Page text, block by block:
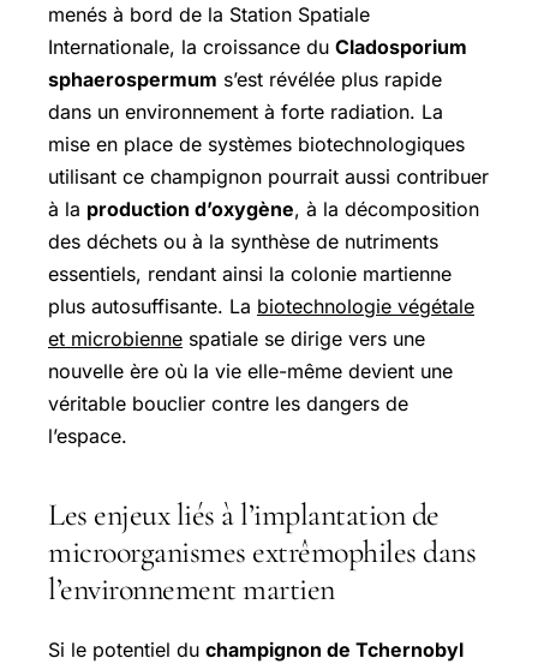
menés à bord de la Station Spatiale
Internationale, la croissance du Cladosporium
sphaerospermum s’est révélée plus rapide
dans un environnement à forte radiation. La
mise en place de systèmes biotechnologiques
utilisant ce champignon pourrait aussi contribuer
à la production d’oxygène, à la décomposition
des déchets ou à la synthèse de nutriments
essentiels, rendant ainsi la colonie martienne
plus autosuffisante. La biotechnologie végétale
et microbienne spatiale se dirige vers une
nouvelle ère où la vie elle-même devient une
véritable bouclier contre les dangers de
l’espace.
Les enjeux liés à l’implantation de
microorganismes extrêmophiles dans
l’environnement martien
Si le potentiel du champignon de Tchernobyl